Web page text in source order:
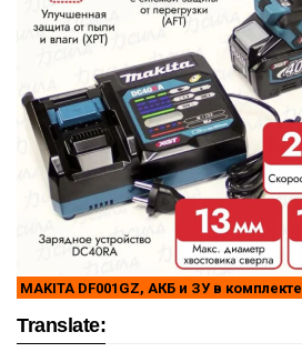
MAKITA DF001GZ, АКБ и ЗУ в комплекте
Translate: